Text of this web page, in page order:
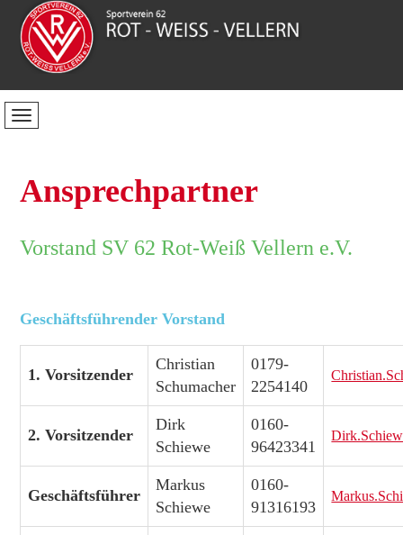
Ansprechpartner
Vorstand SV 62 Rot-Weiß Vellern e.V.
Geschäftsführender Vorstand
1. Vorsitzender
Christian
Schumacher
0179-
2254140
2. Vorsitzender
Dirk
Schiewe
0160-
96423341
Geschäftsführer
Markus
Schiewe
0160-
91316193